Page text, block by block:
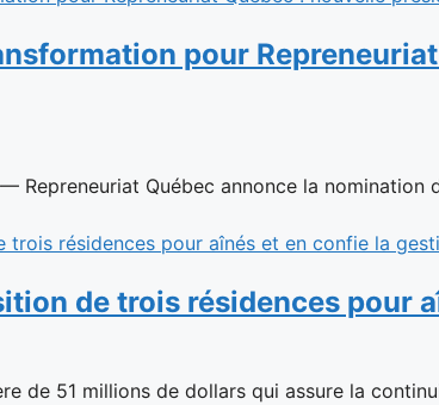
pour
Repreneuriat Québec annonce la nomination
de trois résidences pour
de 51 millions de dollars qui assure la